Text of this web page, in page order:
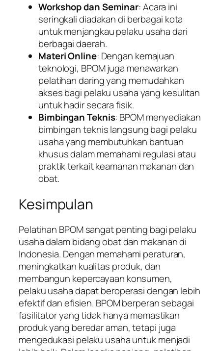
Workshop dan Seminar: Acara ini
seringkali diadakan di berbagai kota
untuk menjangkau pelaku usaha dari
berbagai daerah.
Materi Online: Dengan kemajuan
teknologi, BPOM juga menawarkan
pelatihan daring yang memudahkan
akses bagi pelaku usaha yang kesulitan
untuk hadir secara fisik.
Bimbingan Teknis: BPOM menyediakan
bimbingan teknis langsung bagi pelaku
usaha yang membutuhkan bantuan
khusus dalam memahami regulasi atau
praktik terkait keamanan makanan dan
obat.
Kesimpulan
Pelatihan BPOM sangat penting bagi pelaku
usaha dalam bidang obat dan makanan di
Indonesia. Dengan memahami peraturan,
meningkatkan kualitas produk, dan
membangun kepercayaan konsumen,
pelaku usaha dapat beroperasi dengan lebih
efektif dan efisien. BPOM berperan sebagai
fasilitator yang tidak hanya memastikan
produk yang beredar aman, tetapi juga
mengedukasi pelaku usaha untuk menjadi